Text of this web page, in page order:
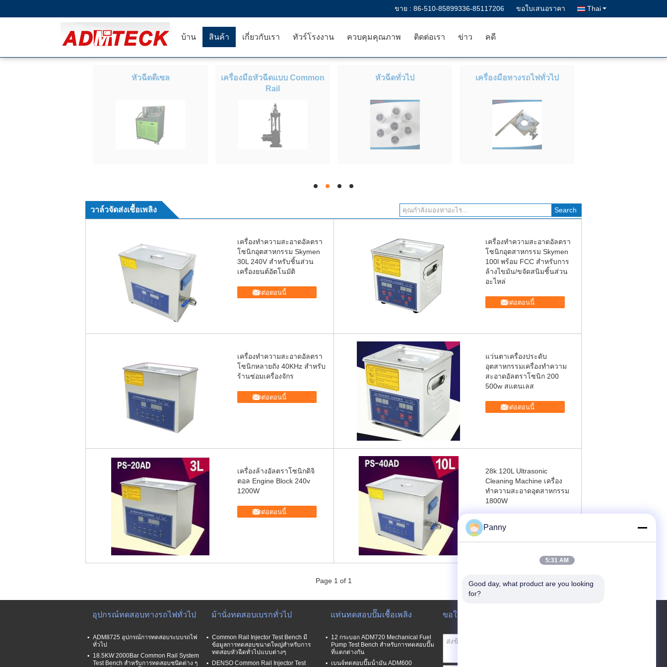
ขาย : 86-510-85899336-85117206 ขอใบเสนอราคา Thai
บ้าน สินค้า เกี่ยวกับเรา ทัวร์โรงงาน ควบคุมคุณภาพ ติดต่อเรา ข่าว คดี
หัวฉีดดีเซล
เครื่องมือหัวฉีดแบบ Common
Rail
หัวฉีดทั่วไป เครื่องมือทางรถไฟทั่วไป
hd hd hd hd
วาล์วจัดส่งเชื้อเพลิง
เครื่องทำความสะอาดอัลตรา
โซนิกอุตสาหกรรม Skymen
30L 240V สำหรับชิ้นส่วน
เครื่องยนต์อัตโนมัติ
ติดต่อตอนนี้
เครื่องทำความสะอาดอัลตรา
โซนิกอุตสาหกรรม Skymen
100l พร้อม FCC สำหรับการ
ล้างไขมัน/ขจัดสนิมชิ้นส่วน
อะไหล่
ติดต่อตอนนี้
เครื่องทำความสะอาดอัลตรา
โซนิกหลายถัง 40KHz สำหรับ
ร้านซ่อมเครื่องจักร
ติดต่อตอนนี้
แว่นตาเครื่องประดับ
อุตสาหกรรมเครื่องทำความ
สะอาดอัลตราโซนิก 200
500w สแตนเลส
ติดต่อตอนนี้
เครื่องล้างอัลตราโซนิกดิจิ
ตอล Engine Block 240v
1200W
ติดต่อตอนนี้
28k 120L Ultrasonic
Cleaning Machine เครื่อง
ทำความสะอาดอุตสาหกรรม
1800W
Page 1 of 1
อุปกรณ์ทดสอบทางรถไฟทั่วไป
ADM8725 อุปกรณ์การทดสอบระบบรถไฟ
ทั่วไป
18.5KW 2000Bar Common Rail System
Test Bench สําหรับการทดสอบชนิดต่าง ๆ
ม้านั่งทดสอบเบรกทั่วไป
Common Rail Injector Test Bench มี
ข้อมูลการทดสอบขนาดใหญ่สำหรับการ
ทดสอบหัวฉีดทั่วไปแบบต่างๆ
DENSO Common Rail Injector Test
แท่นทดสอบปั๊มเชื้อเพลิง
12 กระบอก ADM720 Mechanical Fuel
Pump Test Bench สําหรับการทดสอบปั๊ม
ที่แตกต่างกัน
เบนจ์ทดสอบปั๊มน้ํามัน ADM600
ขอใบเสนอราคา
Panny
5:31 AM
Good day, what product are you looking
for?